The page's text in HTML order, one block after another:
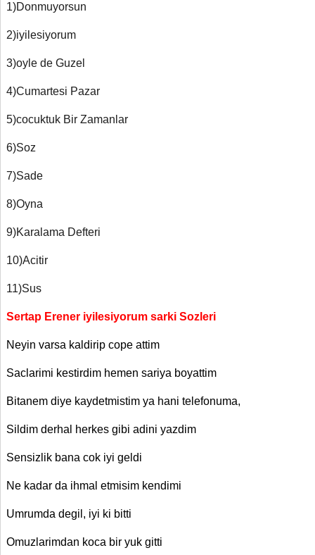
1)Donmuyorsun
2)iyilesiyorum
3)oyle de Guzel
4)Cumartesi Pazar
5)cocuktuk Bir Zamanlar
6)Soz
7)Sade
8)Oyna
9)Karalama Defteri
10)Acitir
11)Sus
Sertap Erener iyilesiyorum sarki Sozleri
Neyin varsa kaldirip cope attim
Saclarimi kestirdim hemen sariya boyattim
Bitanem diye kaydetmistim ya hani telefonuma,
Sildim derhal herkes gibi adini yazdim
Sensizlik bana cok iyi geldi
Ne kadar da ihmal etmisim kendimi
Umrumda degil, iyi ki bitti
Omuzlarimdan koca bir yuk gitti